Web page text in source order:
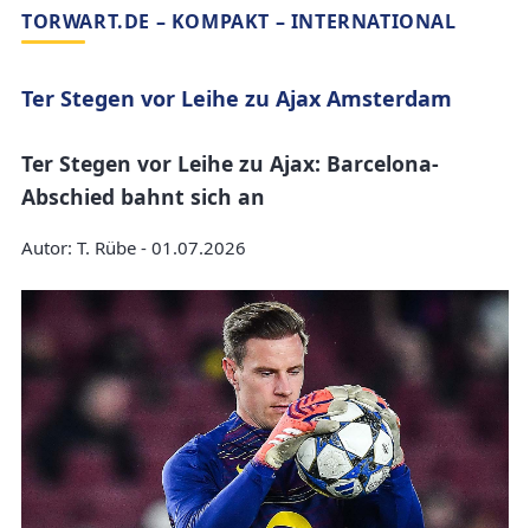
TORWART.DE – KOMPAKT – INTERNATIONAL
Ter Stegen vor Leihe zu Ajax Amsterdam
Ter Stegen vor Leihe zu Ajax: Barcelona-
Abschied bahnt sich an
Autor: T. Rübe - 01.07.2026